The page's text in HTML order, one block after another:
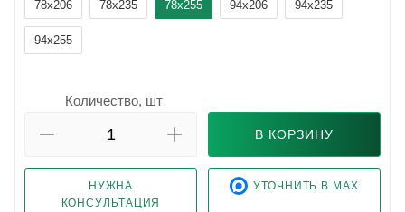
78x206 78x235 78x255 94x206 94x235
94x255
Количество, шт
В КОРЗИНУ
НУЖНА
КОНСУЛЬТАЦИЯ
УТОЧНИТЬ В MAX